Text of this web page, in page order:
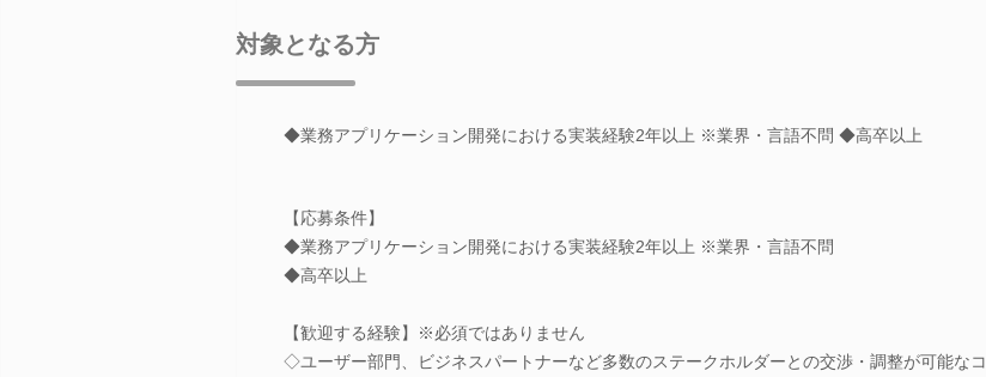
対象となる方
◆業務アプリケーション開発における実装経験2年以上 ※業界・言語不問 ◆高卒以上
【応募条件】
◆業務アプリケーション開発における実装経験2年以上 ※業界・言語不問
◆高卒以上
【歓迎する経験】※必須ではありません
◇ユーザー部門、ビジネスパートナーなど多数のステークホルダーとの交渉・調整が可能なコ